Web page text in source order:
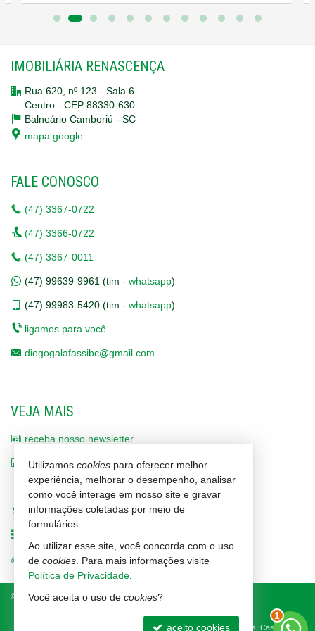
estratégica e características, este apartamento é uma
Aproveite esta oportunidade de adquirir um imóvel em
uma das melhores localizações de Balneário Camboriú,
com grande potencial de valorização e excelente retorno
#ApartamentoQuadraDoMar #CentroBC #AvenidaBrasil
#ImóvelMobiliado #InvestimentoImobiliário
#OportunidadeDeLocação #ImóveisBC
#VendaDeApartamentos #ImobiliáriaBalneárioCamboriú
#PraiaCentralBC #ImóvelCentralBC
IMOBILIÁRIA RENASCENÇA
Rua 620, nº 123 - Sala 6
Centro - CEP 88330-630
Balneário Camboriú - SC
mapa google
FALE CONOSCO
(47) 3367-0722
(47) 3366-0722
(47) 3367-0011
(47) 99639-9961 (tim - whatsapp)
(47) 99983-5420 (tim - whatsapp)
ligamos para você
diegogalafassibc@gmail.com
VEJA MAIS
receba nosso newsletter
indicadores financeiros
cadastre seu imóvel
imóveis favoritos
trabalhe conosco
© 2026 CRECI/SC 1464-J Política de Privacidade
Site para imobiliárias: Castel Digital
Utilizamos cookies para oferecer melhor
experiência, melhorar o desempenho, analisar
como você interage em nosso site e gravar
informações coletadas por meio de
formulários.
Ao utilizar esse site, você concorda com o uso
de cookies . Para mais informações visite
Política de Privacidade
Você aceita o uso de cookies?
aceito cookies